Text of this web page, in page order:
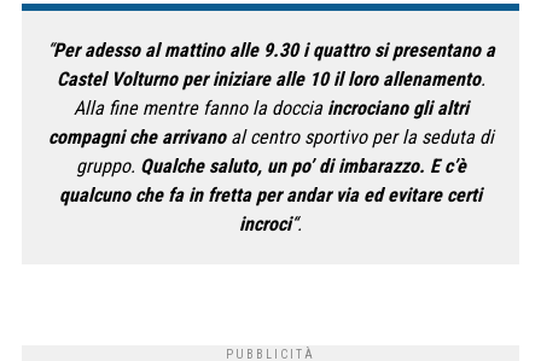
“Per adesso al mattino alle 9.30 i quattro si presentano a
Castel Volturno per iniziare alle 10 il loro allenamento.
Alla fine mentre fanno la doccia incrociano gli altri
compagni che arrivanoal centro sportivo per la seduta di
gruppo. Qualche saluto, un po’ di imbarazzo. E c’è
qualcuno che fa in fretta per andar via ed evitare certi
incroci“.